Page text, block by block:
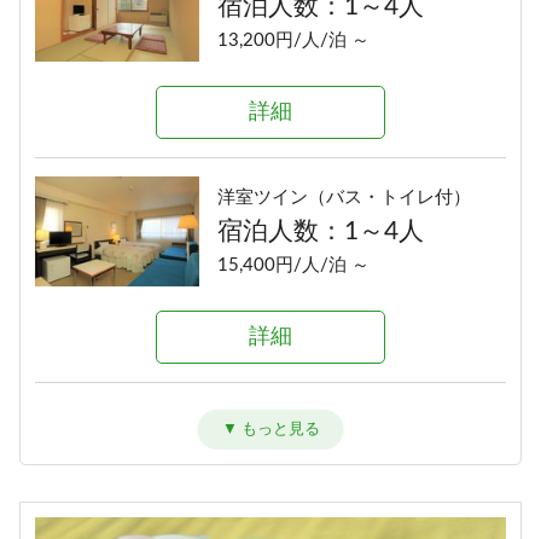
宿泊人数：1～4人
13,200円/人/泊 ～
詳細
洋室ツイン（バス・トイレ付）
宿泊人数：1～4人
15,400円/人/泊 ～
詳細